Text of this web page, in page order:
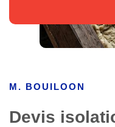
M. BOUILOON
Devis